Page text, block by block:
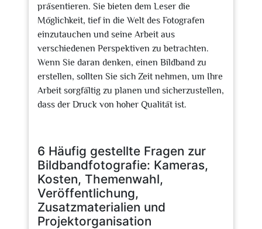
präsentieren. Sie bieten dem Leser die
Möglichkeit, tief in die Welt des Fotografen
einzutauchen und seine Arbeit aus
verschiedenen Perspektiven zu betrachten.
Wenn Sie daran denken, einen Bildband zu
erstellen, sollten Sie sich Zeit nehmen, um Ihre
Arbeit sorgfältig zu planen und sicherzustellen,
dass der Druck von hoher Qualität ist.
6 Häufig gestellte Fragen zur
Bildbandfotografie: Kameras,
Kosten, Themenwahl,
Veröffentlichung,
Zusatzmaterialien und
Projektorganisation